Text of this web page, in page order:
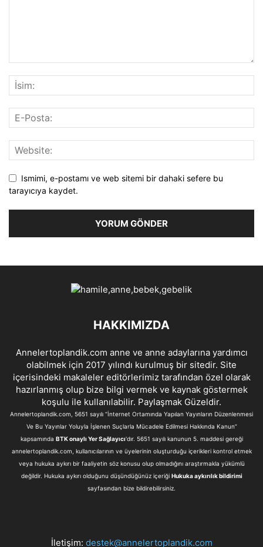
Ismimi, e-postamı ve web sitemi bir dahaki sefere bu
tarayıcıya kaydet.
HAKKIMIZDA
Annelertoplandik.com anne ve anne adaylarına yardımcı
olabilmek için 2017 yılındı kurulmuş bir sitedir. Site
içerisindeki makaleler editörlerimiz tarafından özel olarak
hazırlanmış olup bize bilgi vermek ve kaynak göstermek
koşulu ile kullanılabilir. Paylaşmak Güzeldir.
Annelertoplandik.com, 5651 sayılı “İnternet Ortamında Yapılan Yayınların Düzenlenmesi
Ve Bu Yayınlar Yoluyla İşlenen Suçlarla Mücadele Edilmesi Hakkında Kanun”
kapsamında BTK onaylı Yer Sağlayıcı'dır. 5651 sayılı kanunun 5. maddesi gereği
annelertoplandik.com, kullanıcılarının ve üyelerinin oluşturduğu içerikleri kontrol etmek
veya hukuka aykırı bir faaliyetin söz konusu olup olmadığını araştırmakla yükümlü
değildir. Hukuka aykırı olduğunu düşündüğünüz içeriği Hukuka aykırılık bildirimi
sayfasından bize bildirebilirsiniz.
İletişim: destek@annelertoplandik.com